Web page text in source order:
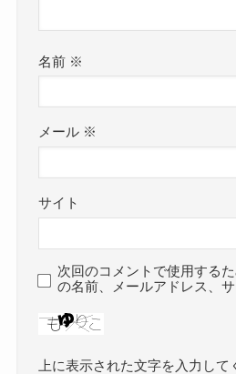
名前 ※
メール ※
サイト
次回のコメントで使用する
の名前、メールアドレス、サ
上に表示された文字を入力して